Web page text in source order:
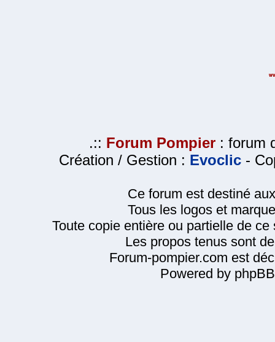
.:: Forum Pompier : forum
Création / Gestion : Evoclic -
Ce forum est destiné
Tous les logos et
Toute copie entière ou partielle de
Les propos tenus sont
Forum-pompier.com est
Powered by